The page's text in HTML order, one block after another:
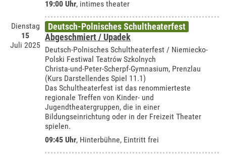
19:00 Uhr, intimes theater
Dienstag
15
Juli 2025
Deutsch-Polnisches Schultheaterfest
Abgeschmiert / Upadek
Deutsch-Polnisches Schultheaterfest / Niemiecko-
Polski Festiwal Teatrów Szkolnych
Christa-und-Peter-Scherpf-Gymnasium, Prenzlau
(Kurs Darstellendes Spiel 11.1)
Das Schultheaterfest ist das renommierteste
regionale Treffen von Kinder- und
Jugendtheatergruppen, die in einer
Bildungseinrichtung oder in der Freizeit Theater
spielen.
09:45 Uhr, Hinterbühne, Eintritt frei